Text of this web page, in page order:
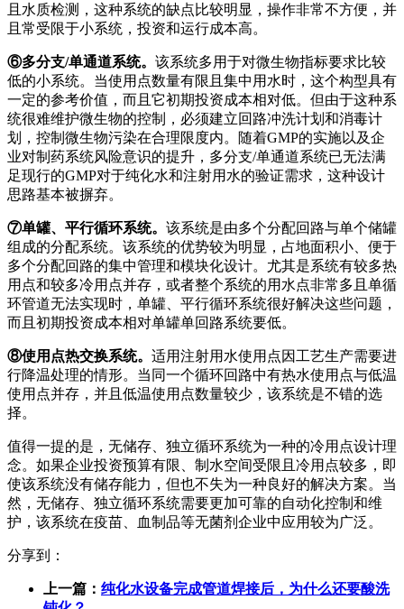
且水质检测，这种系统的缺点比较明显，操作非常不方便，并
且常受限于小系统，投资和运行成本高。
⑥多分支/单通道系统。 该系统多用于对微生物指标要求比较
低的小系统。当使用点数量有限且集中用水时，这个构型具有
一定的参考价值，而且它初期投资成本相对低。但由于这种系
统很难维护微生物的控制，必须建立回路冲洗计划和消毒计
划，控制微生物污染在合理限度内。随着GMP的实施以及企
业对制药系统风险意识的提升，多分支/单通道系统已无法满
足现行的GMP对于纯化水和注射用水的验证需求，这种设计
思路基本被摒弃。
⑦单罐、平行循环系统。 该系统是由多个分配回路与单个储罐
组成的分配系统。该系统的优势较为明显，占地面积小、便于
多个分配回路的集中管理和模块化设计。尤其是系统有较多热
用点和较多冷用点并存，或者整个系统的用水点非常多且单循
环管道无法实现时，单罐、平行循环系统很好解决这些问题，
而且初期投资成本相对单罐单回路系统要低。
⑧使用点热交换系统。 适用注射用水使用点因工艺生产需要进
行降温处理的情形。当同一个循环回路中有热水使用点与低温
使用点并存，并且低温使用点数量较少，该系统是不错的选
择。
值得一提的是，无储存、独立循环系统为一种的冷用点设计理
念。如果企业投资预算有限、制水空间受限且冷用点较多，即
使该系统没有储存能力，但也不失为一种良好的解决方案。当
然，无储存、独立循环系统需要更加可靠的自动化控制和维
护，该系统在疫苗、血制品等无菌剂企业中应用较为广泛。
分享到：
上一篇： 纯化水设备完成管道焊接后，为什么还要酸洗